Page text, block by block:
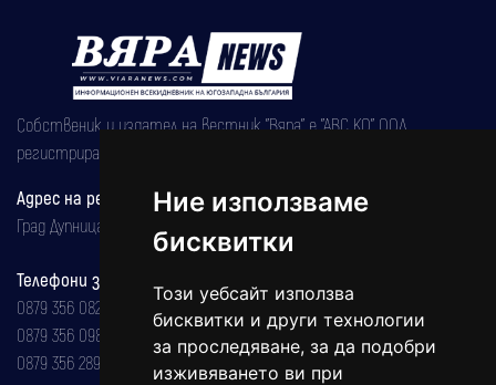
Ние използваме
бисквитки
Този уебсайт използва
бисквитки и други технологии
за проследяване, за да подобри
изживяването ви при
Собственик и издател на вестник "Вяра" е "АВС КО" ООД,
регистрирана на 08.05.2002 година.
Адрес на редакцията
Град Дупница, ул.''Христо Ботев" 43
Телефони за реклама и абонаменти
0879 356 082
0879 356 098
0879 356 289